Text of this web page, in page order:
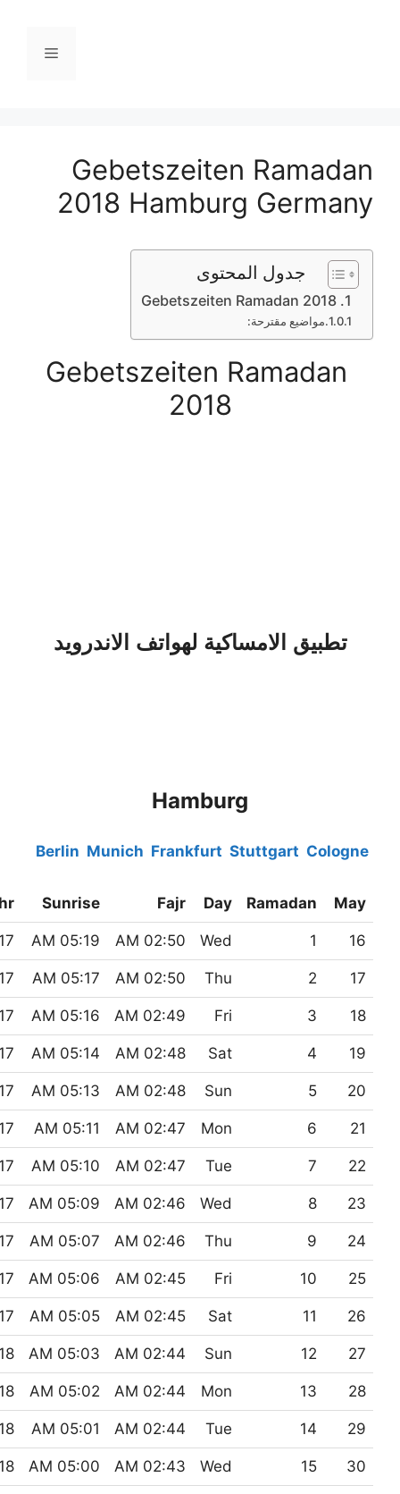
القائمة
Gebetszeiten Ramadan
2018 Hamburg Germany
جدول المحتوى
Gebetszeiten Ramadan 2018
مواضيع مقترحة:
Gebetszeiten Ramadan
2018
تطبيق الامساكية لهواتف الاندرويد
Hamburg
Berlin Munich Frankfurt Stuttgart Cologne
May
Ramadan
Day
Fajr
Sunrise
16
1
Wed
02:50 AM
05:19 AM
17
2
Thu
02:50 AM
05:17 AM
18
3
Fri
02:49 AM
05:16 AM
19
4
Sat
02:48 AM
05:14 AM
20
5
Sun
02:48 AM
05:13 AM
21
6
Mon
02:47 AM
05:11 AM
22
7
Tue
02:47 AM
05:10 AM
23
8
Wed
02:46 AM
05:09 AM
24
9
Thu
02:46 AM
05:07 AM
25
10
Fri
02:45 AM
05:06 AM
26
11
Sat
02:45 AM
05:05 AM
27
12
Sun
02:44 AM
05:03 AM
28
13
Mon
02:44 AM
05:02 AM
29
14
Tue
02:44 AM
05:01 AM
30
15
Wed
02:43 AM
05:00 AM